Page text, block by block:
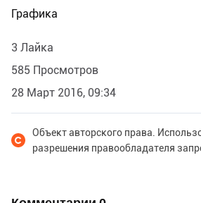
Графика
3 Лайка
585 Просмотров
28 Март 2016, 09:34
Объект авторского права.
разрешения правообладателя